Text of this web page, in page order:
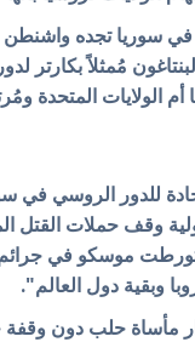
سوريا تجده واشنطن
مُمثلاً بكارتر
الولايات المتحدة
للدور الروسي
وقف حملات
تورطت موسكو في
وبقية دول العالم".
حلب دون وقفة